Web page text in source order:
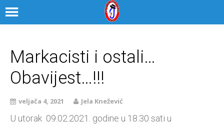
Markacisti i ostali…
Obavijest…!!!
veljača 4, 2021 Jela Knežević
U utorak 09.02.2021. godine u 18.30 sati u